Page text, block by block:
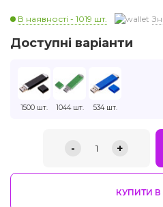
В наявності - 1019 шт.
Доступні варіанти
1500 шт. 1044 шт. 534 шт.
- 1 +
КУПИТИ В